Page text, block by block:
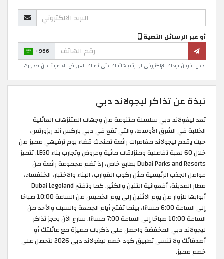
أو عبر الرسائل النصية
+966
ادخل عنوان بريدك الإلكتروني او رقم هاتفك حتى تصلك العروض الحصرية حين صدورها
نبذة عن تذاكر ليجولاند دبي
تعد ليغولاند دبي سلسلة متنوعة من وجهات المتنزهات العائلية
الخلابة في الشرق الأوسط، والتي تقع في دبي باركس آند ريزورتس،
حيث يقدم ليجولاند مغامرات رائعة تمنحك قضاء يوم ترفيهي مميز من
خلال 60 لعبة تفاعلية ومنزلقات مائية وعروض وتجارب بناء LEGO. تتميز
Dubai Parks and Resorts بطابع خاص، إذ تضم مجموعة رائعة من
عوامل الجذب الرئيسية مثل ركوب القوارب، البناء والاختبار، الخنفساء،
مطار المدينة، أفعوانية التنين والكثير. كما وتفتح Dubai Legoland
أبوابها للزوار من يوم الاثنين إلى يوم الخميس من الساعة 10:00 صباحًا
إلى الساعة 6:00 مساءًا، بينما تفتح أيام الجمعة والسبت والأحد من
الساعة 10:00 صباحًا إلى الساعة 7:00 مساءًا. سارع الآن بحجز تذاكر
ليجولاند دبي المخفضة واحصل على ذكريات مميزة مع عائلتك أو
أصدقائك ولا تنسى تطبيق كود خصم ليغولاند دبي 2026 لتحصل على
خصم مميز.